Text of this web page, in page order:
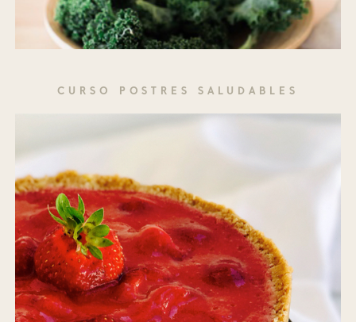
CURSO POSTRES SALUDABLES